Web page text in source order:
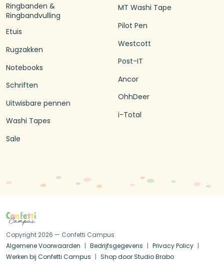
Ringbanden &
Ringbandvulling
Etuis
Rugzakken
Notebooks
Schriften
Uitwisbare pennen
Washi Tapes
Sale
MT Washi Tape
Pilot Pen
Westcott
Post-IT
Ancor
OhhDeer
i-Total
Copyright 2026 — Confetti Campus
Algemene Voorwaarden
Bedrijfsgegevens
Privacy Policy
Werken bij Confetti Campus
Shop door Studio Brabo